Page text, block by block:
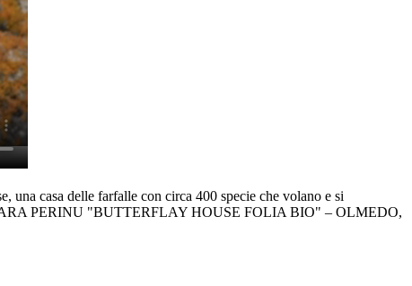
casa delle farfalle con circa 400 specie che volano e si
PERINU "BUTTERFLAY HOUSE FOLIA BIO" – OLMEDO,